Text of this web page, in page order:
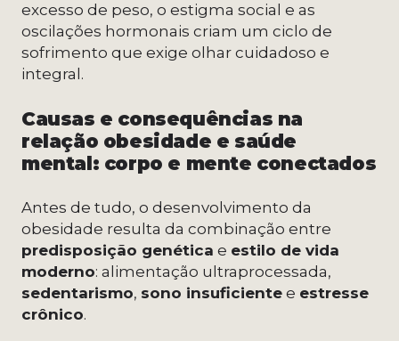
excesso de peso, o estigma social e as
oscilações hormonais criam um ciclo de
sofrimento que exige olhar cuidadoso e
integral.
Causas e consequências na
relação obesidade e saúde
mental: corpo e mente conectados
Antes de tudo, o desenvolvimento da
obesidade resulta da combinação entre
predisposição genética e estilo de vida
moderno: alimentação ultraprocessada,
sedentarismo, sono insuficiente e estresse
crônico.